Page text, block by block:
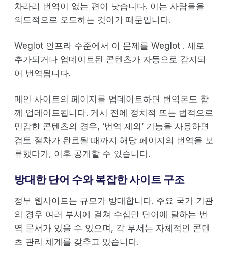
차라리 번역이 없는 편이 낫습니다. 이는 사람들을
의도적으로 오도하는 것이기 때문입니다.
Weglot 인프라 수준에서 이 문제를 Weglot . 새로
추가되거나 업데이트된 콘텐츠가 자동으로 감지되
어 번역됩니다.
메인 사이트의 페이지를 업데이트하면 번역본도 함
께 업데이트됩니다. 게시 전에 정치적 또는 법적으로
민감한 콘텐츠의 경우, ‘번역 제외’ 기능을 사용하면
검토 절차가 완료될 때까지 해당 페이지의 번역을 보
류했다가, 이후 공개할 수 있습니다.
방대한 단어 수와 복잡한 사이트 구조
정부 웹사이트는 규모가 방대합니다. 주요 국가 기관
의 경우 여러 부서에 걸쳐 수십만 단어에 달하는 번
역 문서가 있을 수 있으며, 각 부서는 자체적인 콘텐
츠 관리 체계를 갖추고 있습니다.